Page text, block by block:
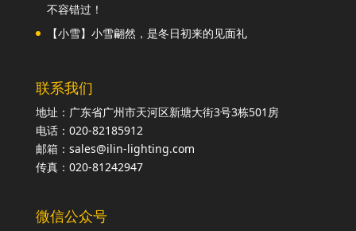
不容错过！
【小雪】小雪翩然，是冬日初来的见面礼
联系我们
地址：广东省广州市天河区新塘大街3号3栋501房
电话：020-82185912
邮箱：sales@ilin-lighting.com
传真：020-81242947
微信公众号